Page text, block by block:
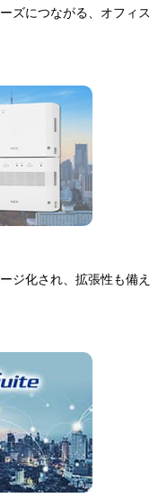
ズにつながる、オフィス
ジ化され、拡張性も備え